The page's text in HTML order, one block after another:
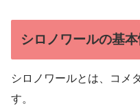
シロノワールの基
シロノワールとは、コメ
す。